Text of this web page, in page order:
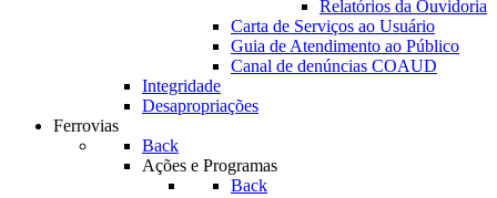
Relatórios da Ouvidoria
Carta de Serviços ao Usuário
Guia de Atendimento ao Público
Canal de denúncias COAUD
Integridade
Desapropriações
Ferrovias
Back
Ações e Programas
Back